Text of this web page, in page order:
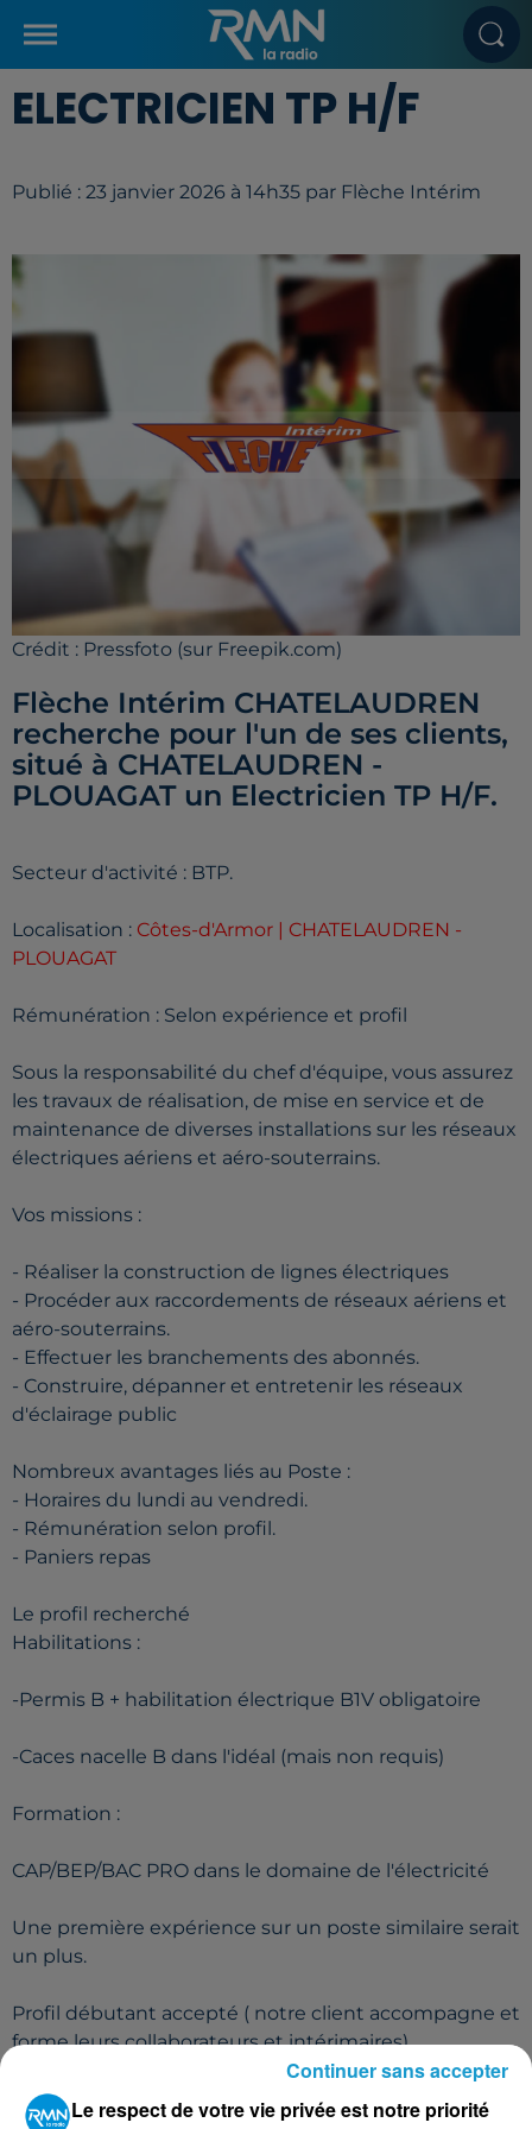
ELECTRICIEN TP H/F
Publié : 23 janvier 2026 à 14h35 par Flèche Intérim
Crédit : Pressfoto (sur Freepik.com)
Flèche Intérim CHATELAUDREN
recherche pour l'un de ses clients,
situé à CHATELAUDREN -
PLOUAGAT un Electricien TP H/F.
Secteur d'activité : BTP.
Localisation : Côtes-d'Armor | CHATELAUDREN -
PLOUAGAT
Rémunération : Selon expérience et profil
Sous la responsabilité du chef d'équipe, vous assurez
les travaux de réalisation, de mise en service et de
maintenance de diverses installations sur les réseaux
électriques aériens et aéro-souterrains.
Vos missions :
- Réaliser la construction de lignes électriques
- Procéder aux raccordements de réseaux aériens et
aéro-souterrains.
- Effectuer les branchements des abonnés.
- Construire, dépanner et entretenir les réseaux
d'éclairage public
Nombreux avantages liés au Poste :
- Horaires du lundi au vendredi.
- Rémunération selon profil.
- Paniers repas
Le profil recherché
Habilitations :
-Permis B + habilitation électrique B1V obligatoire
-Caces nacelle B dans l'idéal (mais non requis)
Formation :
CAP/BEP/BAC PRO dans le domaine de l'électricité
Une première expérience sur un poste similaire serait
un plus.
Profil débutant accepté ( notre client accompagne et
forme leurs collaborateurs et intérimaires)
Le respect de votre vie privée est notre priorité
Continuer sans accepter